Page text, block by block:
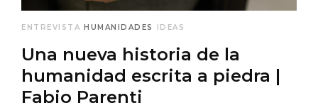
ENTREVISTA HUMANIDADES IDEAS
Una nueva historia de la
humanidad escrita a piedra |
Fabio Parenti